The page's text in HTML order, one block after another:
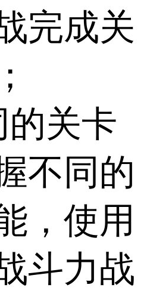
完成关
的关卡
不同的
，使用
斗力战